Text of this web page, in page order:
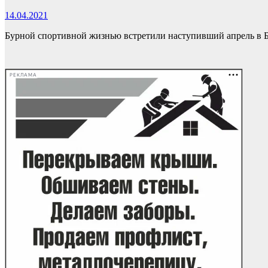
14.04.2021
Бурной спортивной жизнью встретили наступивший апрель в
РЕКЛАМА